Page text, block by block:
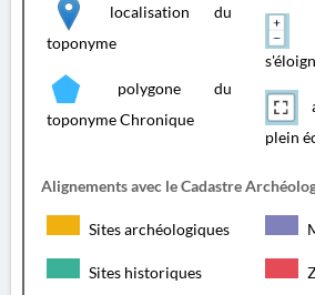
localisation du
toponyme
polygone du
toponyme Chronique
plein
Alignements avec le Cadastre
Sites archéologiques
Sites historiques